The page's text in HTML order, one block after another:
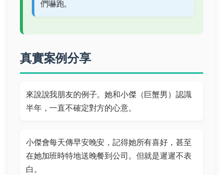
們嚇跑。
真實案例分享
來說說我朋友的例子。她和小傑（巨蟹男）認識
半年，一直不確定對方的心意。
小傑會每天傳早安晚安，記得她所有喜好，甚至
在她加班時特地送晚餐到公司。但就是遲遲不表
白。